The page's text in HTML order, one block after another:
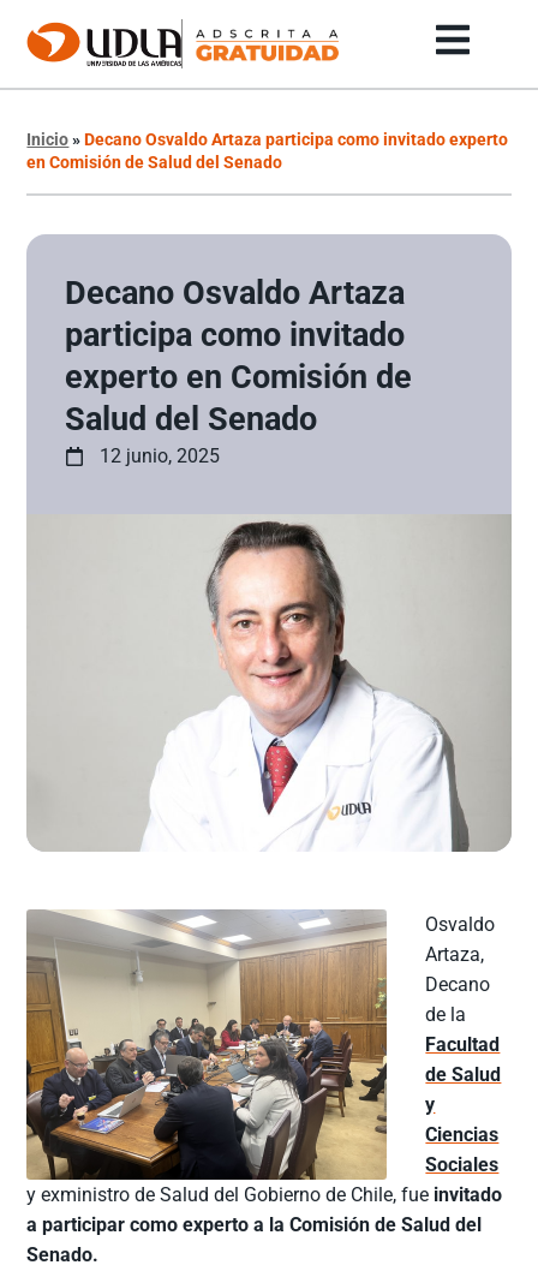
Inicio»Decano Osvaldo Artaza participa como invitado experto
en Comisión de Salud del Senado
Decano Osvaldo Artaza
participa como invitado
experto en Comisión de
Salud del Senado
12 junio, 2025
Osvaldo
Artaza,
Decano
de la
Facultad
de Salud
y
Ciencias
Sociales
y exministro de Salud del Gobierno de Chile, fue invitado
a participar como experto a la Comisión de Salud del
Senado.